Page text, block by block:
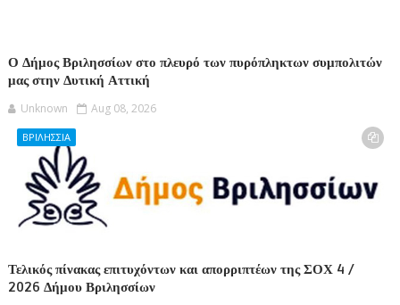
Ο Δήμος Βριλησσίων στο πλευρό των πυρόπληκτων συμπολιτών
μας στην Δυτική Αττική
Unknown Aug 08, 2026
ΒΡΙΛΗΣΣΙΑ
Τελικός πίνακας επιτυχόντων και απορριπτέων της ΣΟΧ 4 /
2026 Δήμου Βριλησσίων